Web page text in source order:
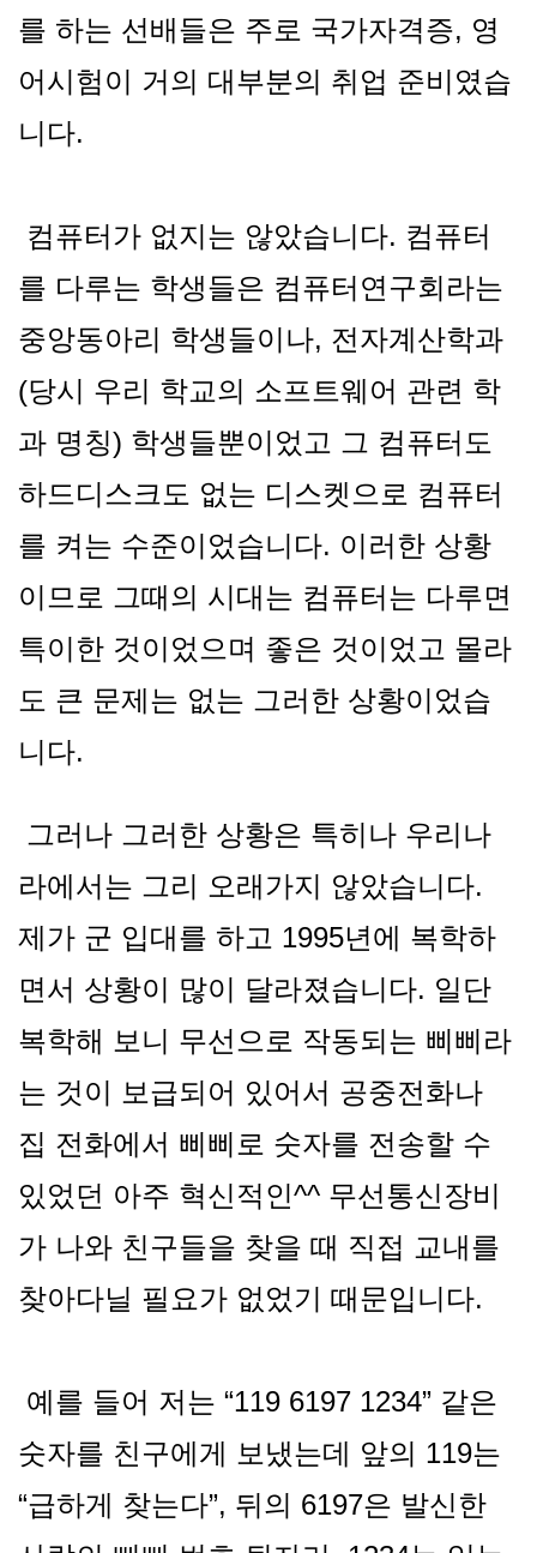
를 하는 선배들은 주로 국가자격증, 영
어시험이 거의 대부분의 취업 준비였습
니다.
컴퓨터가 없지는 않았습니다. 컴퓨터
를 다루는 학생들은 컴퓨터연구회라는
중앙동아리 학생들이나, 전자계산학과
(당시 우리 학교의 소프트웨어 관련 학
과 명칭) 학생들뿐이었고 그 컴퓨터도
하드디스크도 없는 디스켓으로 컴퓨터
를 켜는 수준이었습니다. 이러한 상황
이므로 그때의 시대는 컴퓨터는 다루면
특이한 것이었으며 좋은 것이었고 몰라
도 큰 문제는 없는 그러한 상황이었습
니다.
그러나 그러한 상황은 특히나 우리나
라에서는 그리 오래가지 않았습니다.
제가 군 입대를 하고 1995년에 복학하
면서 상황이 많이 달라졌습니다. 일단
복학해 보니 무선으로 작동되는 삐삐라
는 것이 보급되어 있어서 공중전화나
집 전화에서 삐삐로 숫자를 전송할 수
있었던 아주 혁신적인^^ 무선통신장비
가 나와 친구들을 찾을 때 직접 교내를
찾아다닐 필요가 없었기 때문입니다.
예를 들어 저는 “119 6197 1234” 같은
숫자를 친구에게 보냈는데 앞의 119는
“급하게 찾는다”, 뒤의 6197은 발신한